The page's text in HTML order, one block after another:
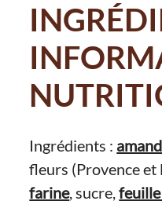
Ingrédients :
fleurs (Provence et
farine, sucre,